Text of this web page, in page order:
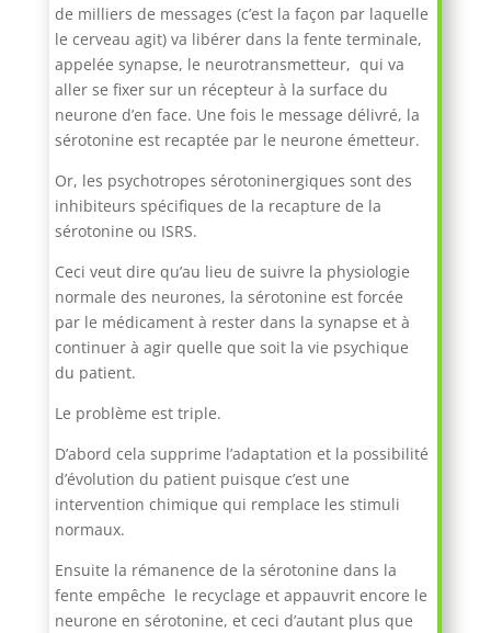
de milliers de messages (c’est la façon par laquelle
le cerveau agit) va libérer dans la fente terminale,
appelée synapse, le neurotransmetteur, qui va
aller se fixer sur un récepteur à la surface du
neurone d’en face. Une fois le message délivré, la
sérotonine est recaptée par le neurone émetteur.
Or, les psychotropes sérotoninergiques sont des
inhibiteurs spécifiques de la recapture de la
sérotonine ou ISRS.
Ceci veut dire qu’au lieu de suivre la physiologie
normale des neurones, la sérotonine est forcée
par le médicament à rester dans la synapse et à
continuer à agir quelle que soit la vie psychique
du patient.
Le problème est triple.
D’abord cela supprime l’adaptation et la possibilité
d’évolution du patient puisque c’est une
intervention chimique qui remplace les stimuli
normaux.
Ensuite la rémanence de la sérotonine dans la
fente empêche le recyclage et appauvrit encore le
neurone en sérotonine, et ceci d’autant plus que